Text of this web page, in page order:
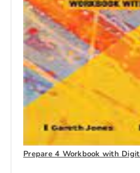
Prepare 4 Workbook with